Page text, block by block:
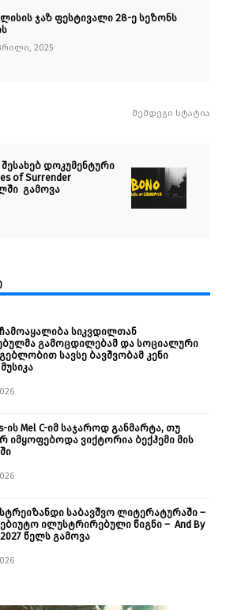
ჯაზ ფესტივალი 28-ე სეზონს
2025
შემდეგი სტატია
დოკუმენტური
of Surrender
გამოვა
სიკვდილთან
გამოცდილებამ და სოციალური
სავსე ბავშვობამ კენი
ის Mel C-იმ საჯაროდ განმარტა, თუ
იმყოფებოდა ვიქტორია ბექჰემი მის
საბავშვო ლიტერატურაში –
ილუსტრირებული წიგნი – And By
2027 წელს გამოვა